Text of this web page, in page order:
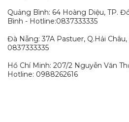
Quảng Bình: 64 Hoàng Diệu, TP.
Bình - Hotline:0837333335
Đà Nẵng: 37A Pastuer, Q.Hải
0837333335
Hồ Chí Minh: 207/2 Nguyễn Văn
Hotline: 0988262616